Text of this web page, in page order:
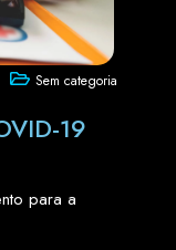
Sem categoria
19
para a